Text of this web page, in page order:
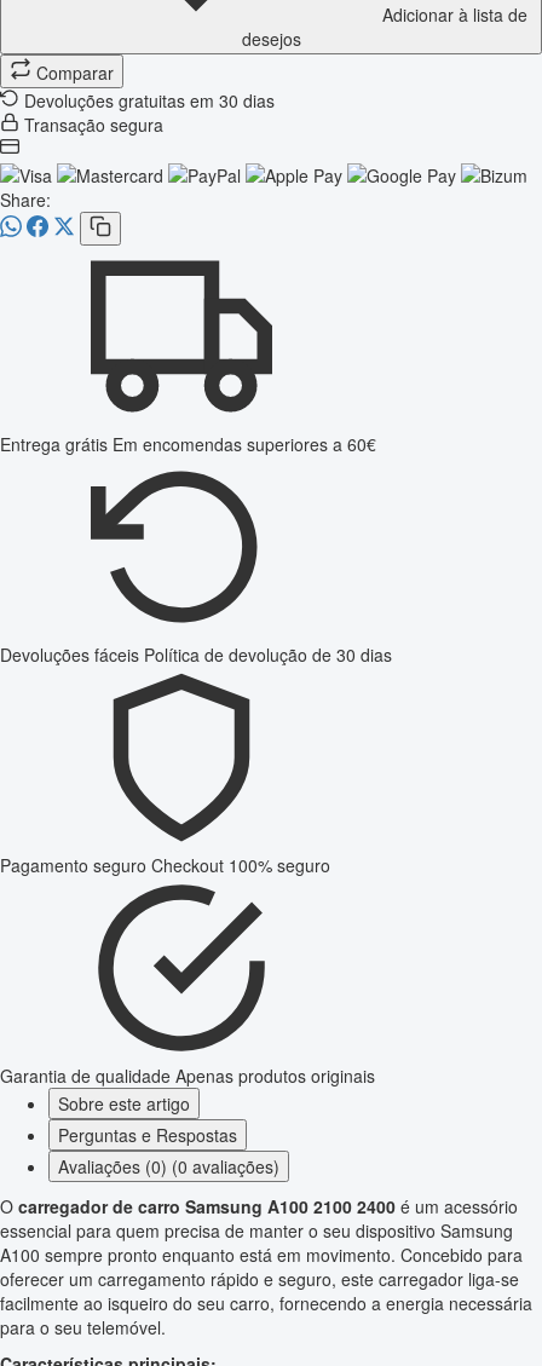
Adicionar à lista de
desejos
Comparar
Devoluções gratuitas em 30 dias
Transação segura
Share:
Entrega grátis Em encomendas superiores a 60€
Devoluções fáceis Política de devolução de 30 dias
Pagamento seguro Checkout 100% seguro
Garantia de qualidade Apenas produtos originais
Sobre este artigo
Perguntas e Respostas
Avaliações (0) (0 avaliações)
O carregador de carro Samsung A100 2100 2400 é um acessório
essencial para quem precisa de manter o seu dispositivo Samsung
A100 sempre pronto enquanto está em movimento. Concebido para
oferecer um carregamento rápido e seguro, este carregador liga-se
facilmente ao isqueiro do seu carro, fornecendo a energia necessária
para o seu telemóvel.